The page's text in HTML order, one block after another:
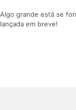
Algo grande está se
lançada em breve!